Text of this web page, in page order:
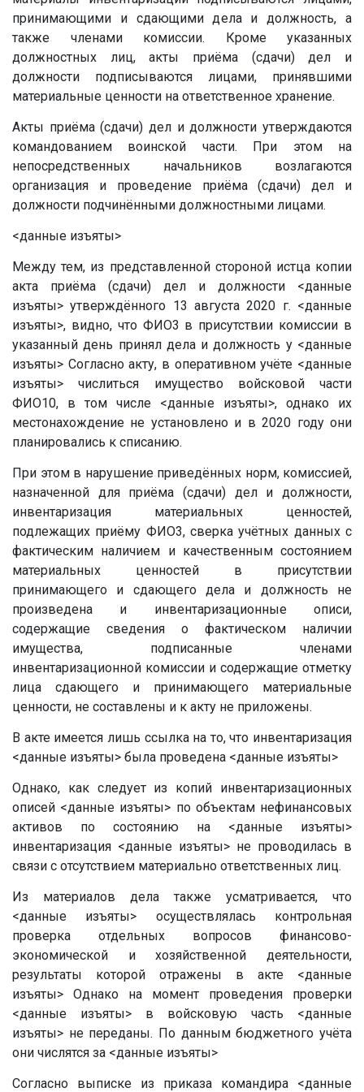
принимающими и сдающими дела и должность, а
также членами комиссии. Кроме указанных
должностных лиц, акты приёма (сдачи) дел и
должности подписываются лицами, принявшими
материальные ценности на ответственное хранение.
Акты приёма (сдачи) дел и должности утверждаются
командованием воинской части. При этом на
непосредственных начальников возлагаются
организация и проведение приёма (сдачи) дел и
должности подчинёнными должностными лицами.
<данные изъяты>
Между тем, из представленной стороной истца копии
акта приёма (сдачи) дел и должности <данные
изъяты> утверждённого 13 августа 2020 г. <данные
изъяты>, видно, что ФИО3 в присутствии комиссии в
указанный день принял дела и должность у <данные
изъяты> Согласно акту, в оперативном учёте <данные
изъяты> числиться имущество войсковой части
ФИО10, в том числе <данные изъяты>, однако их
местонахождение не установлено и в 2020 году они
планировались к списанию.
При этом в нарушение приведённых норм, комиссией,
назначенной для приёма (сдачи) дел и должности,
инвентаризация материальных ценностей,
подлежащих приёму ФИО3, сверка учётных данных с
фактическим наличием и качественным состоянием
материальных ценностей в присутствии
принимающего и сдающего дела и должность не
произведена и инвентаризационные описи,
содержащие сведения о фактическом наличии
имущества, подписанные членами
инвентаризационной комиссии и содержащие отметку
лица сдающего и принимающего материальные
ценности, не составлены и к акту не приложены.
В акте имеется лишь ссылка на то, что инвентаризация
<данные изъяты> была проведена <данные изъяты>
Однако, как следует из копий инвентаризационных
описей <данные изъяты> по объектам нефинансовых
активов по состоянию на <данные изъяты>
инвентаризация <данные изъяты> не проводилась в
связи с отсутствием материально ответственных лиц.
Из материалов дела также усматривается, что
<данные изъяты> осуществлялась контрольная
проверка отдельных вопросов финансово-
экономической и хозяйственной деятельности,
результаты которой отражены в акте <данные
изъяты> Однако на момент проведения проверки
<данные изъяты> в войсковую часть <данные
изъяты> не переданы. По данным бюджетного учёта
они числятся за <данные изъяты>
Согласно выписке из приказа командира <данные